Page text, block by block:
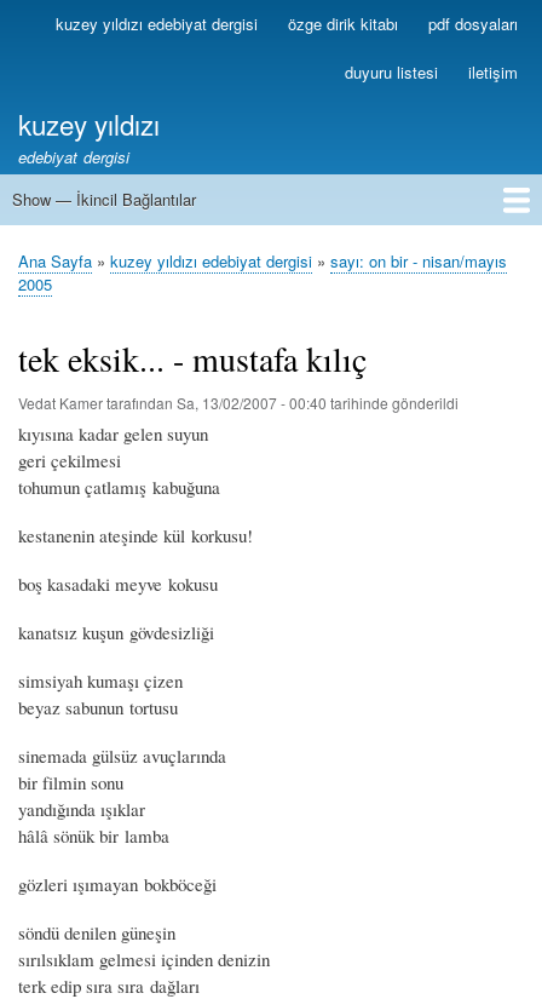
Ana
içeriğe
Birincilkuzey yıldızı edebiyat dergisi özge dirik kitabı pdf dosyaları
duyuru listesi iletişim
kuzey yıldızı
edebiyat dergisi
İkincil
Show — İkincil Bağlantılar
1
2
3
4
5
6
7
8
9
10
11
12
13
Sayfa
Ana Sayfa kuzey yıldızı edebiyat dergisi
sayı: on bir - nisan/mayıs
2005
tek eksik... - mustafa kılıç
Vedat Kamertarafından Sa, 13/02/2007 - 00:40 tarihinde gönderildi
kıyısına kadar gelen suyun
geri çekilmesi
tohumun çatlamış kabuğuna
kestanenin ateşinde kül korkusu!
boş kasadaki meyve kokusu
kanatsız kuşun gövdesizliği
simsiyah kumaşı çizen
beyaz sabunun tortusu
sinemada gülsüz avuçlarında
bir filmin sonu
yandığında ışıklar
hâlâ sönük bir lamba
gözleri ışımayan bokböceği
söndü denilen güneşin
sırılsıklam gelmesi içinden denizin
terk edip sıra sıra dağları